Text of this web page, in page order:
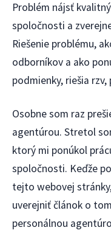
Problém nájsť
spoločnosti a
Riešenie problému,
odborníkov a ako
podmienky, riešia
Osobne som raz
agentúrou. Stretol
ktorý mi ponúkol
spoločnosti. Keďže
tejto webovej
uverejniť článok o
personálnou